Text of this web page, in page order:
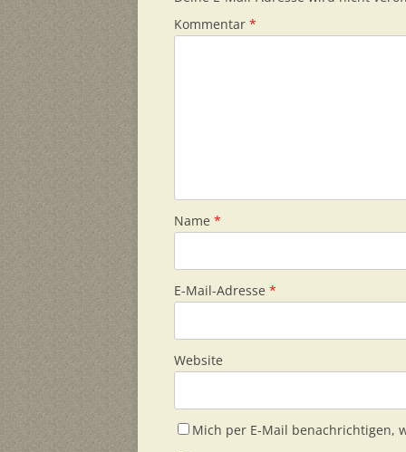
Kommentar *
Name *
E-Mail-Adresse *
Website
Mich per E-Mail benachrichtigen,